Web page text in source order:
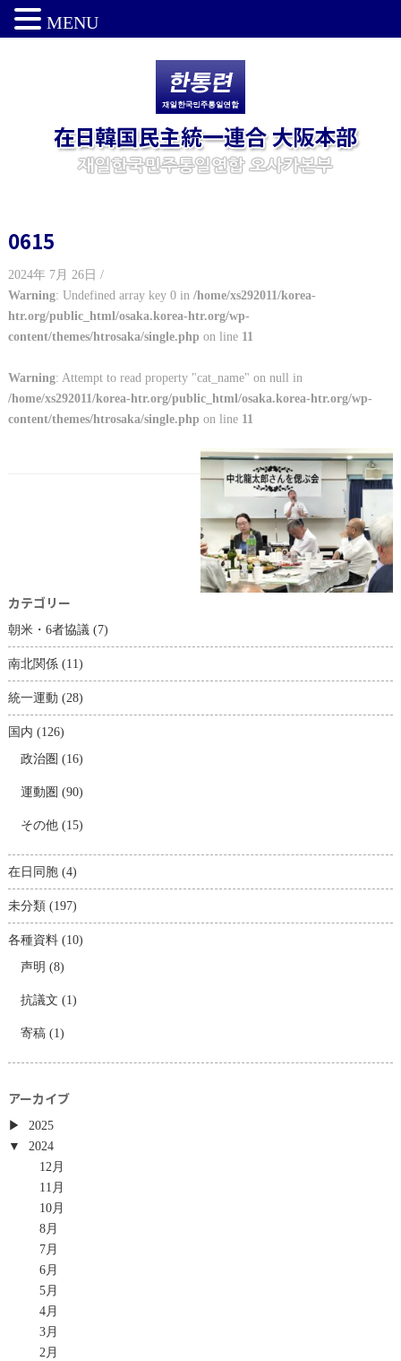
0615
2024年 7月 26日 /
Warning: Undefined array key 0 in /home/xs292011/korea-
htr.org/public_html/osaka.korea-htr.org/wp-
content/themes/htrosaka/single.php on line 11
Warning: Attempt to read property "cat_name" on null in
/home/xs292011/korea-htr.org/public_html/osaka.korea-htr.org/wp-
content/themes/htrosaka/single.php on line 11
カテゴリー
朝米・6者協議(7)
南北関係(11)
統一運動 (28)
国内 (126)
政治圏 (16)
運動圏 (90)
その他(15)
在日同胞(4)
未分類 (197)
各種資料(10)
声明 (8)
抗議文 (1)
寄稿(1)
アーカイブ
2025
2024
12月
11月
10月
8月
7月
6月
5月
4月
3月
2月
MENU